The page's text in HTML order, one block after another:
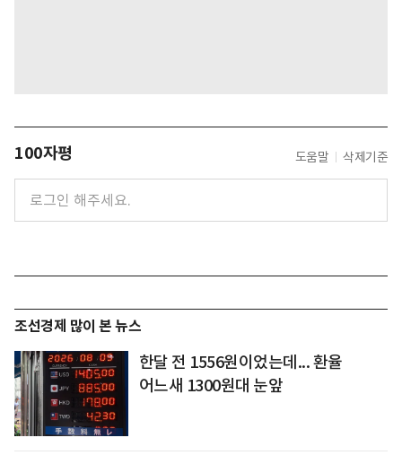
100자평 도움말 삭제기준
조선경제 많이 본 뉴스
한달 전 1556원이었는데... 환율
어느새 1300원대 눈앞